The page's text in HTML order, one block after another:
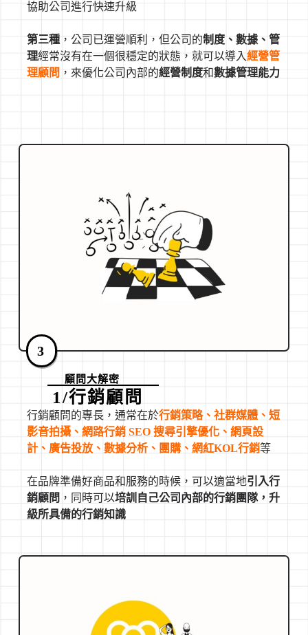
協助公司進行快速升級
第三種，公司已運營順利，但公司的制度、數據、管
理經常沒有在一個很穩定的狀態，就可以導入經營管
理顧問 ，來優化公司內部的經營制度和數據管理能力
3
顧問大解密
1/行銷顧問
行銷顧問的專長，通常在於行銷策略、社群媒體、短
影音拍攝、網路行銷 SEO 搜尋引擎優化、網頁設
計、廣告投放、數據分析、團購、網紅KOL行銷等
在品牌準備好商品和服務的時候，可以適當地引入行
銷顧問 ，同時可以培訓自己公司內部的行銷團隊，升
級所具備的行銷知識